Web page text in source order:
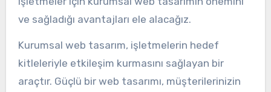
ve sağladığı avantajları ele alacağız.
Kurumsal web tasarım, işletmelerin hedef
kitleleriyle etkileşim kurmasını sağlayan bir
araçtır. Güçlü bir web tasarımı, müşterilerinizin